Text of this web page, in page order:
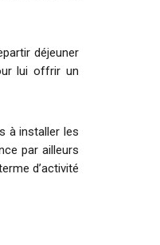
déjeuner
lui offrir un
à installer les
par ailleurs
d’activité